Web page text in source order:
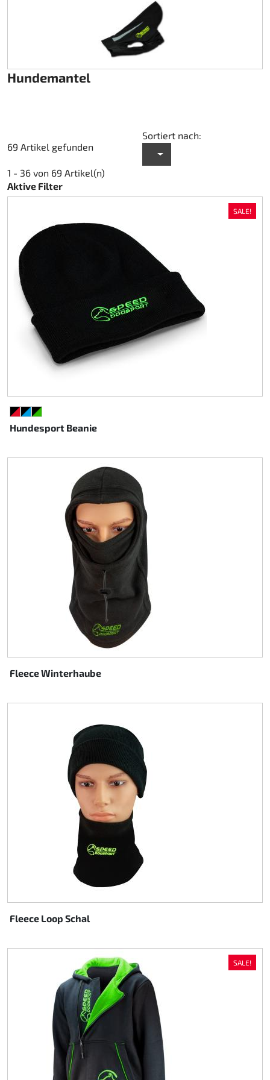
Hundemantel
69 Artikel gefunden
Sortiert nach:
1 - 36 von 69 Artikel(n)
Aktive Filter
SALE!
Hundesport Beanie
SCHWARZ/ROT
SCHWARZ/CYAN
SCHWARZ/GRÜN
Fleece Winterhaube
Fleece Loop Schal
SALE!